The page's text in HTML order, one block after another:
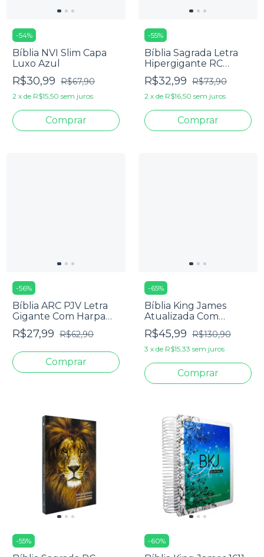
-54%
Bíblia NVI Slim Capa
Luxo Azul
R$30,99 R$67,90
2 x de R$15,50 sem juros
-55%
Bíblia Sagrada Letra
Hipergigante RC
Harpa E Corinhos
Média Capa Dura Lion
Colors
R$32,99 R$73,90
2 x de R$16,50 sem juros
-56%
Bíblia ARC PJV Letra
Gigante Com Harpa
Avivada E Corinhos -
Capa Carteira Preta
R$27,99 R$62,90
-65%
Bíblia King James
Atualizada Com
Espaço Para
Anotações Blue Sky
R$45,99 R$130,90
3 x de R$15,33 sem juros
-55% -60%